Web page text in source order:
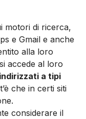
motori di ricer­ca,
e Gmail e anche
alla loro
accede al loro
a tipi
che in certi siti
considerare il